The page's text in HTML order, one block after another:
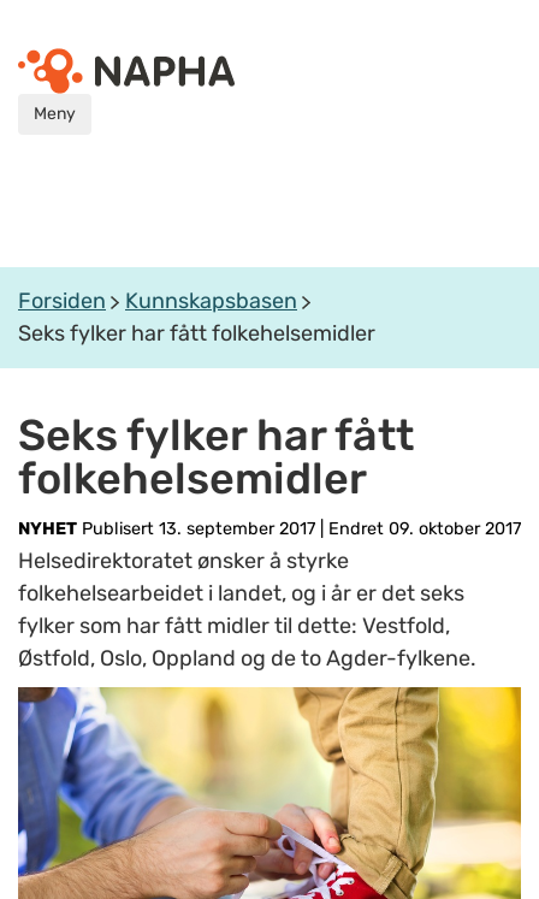
Meny
Forsiden
Kunnskapsbasen
Seks fylker har fått folkehelsemidler
Seks fylker har fått
folkehelsemidler
NYHET Publisert 13. september 2017 Endret 09. oktober 2017
Helsedirektoratet ønsker å styrke
folkehelsearbeidet i landet, og i år er det seks
fylker som har fått midler til dette: Vestfold,
Østfold, Oslo, Oppland og de to Agder-fylkene.